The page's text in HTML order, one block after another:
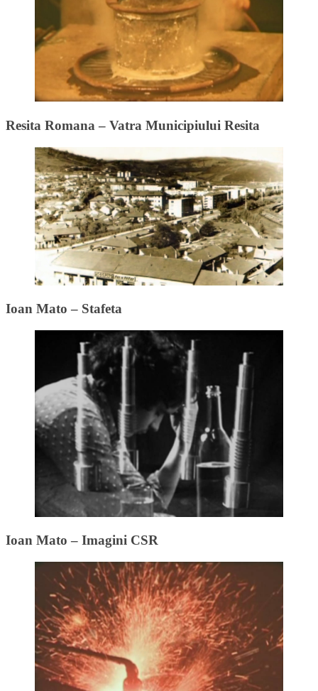
Resita Romana – Vatra Municipiului Resita
Ioan Mato – Stafeta
Ioan Mato – Imagini CSR